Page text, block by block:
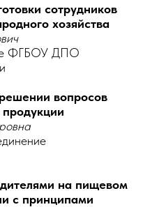
сотрудников
хозяйства
ФГБОУ ДПО
вопросов
на пищевом
с принципами